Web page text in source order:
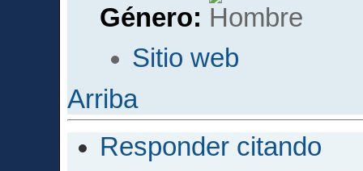
Género:
Sitio web
Arriba
Responder citando